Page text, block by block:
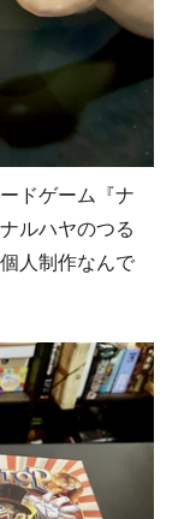
ドゲーム『ナ
ルハヤのつる
人制作なんで